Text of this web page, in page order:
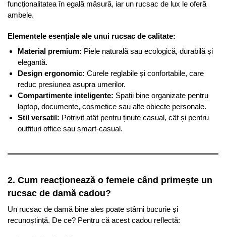
funcționalitatea în egală măsură, iar un rucsac de lux le oferă
ambele.
Elementele esențiale ale unui rucsac de calitate:
Material premium: Piele naturală sau ecologică, durabilă și
elegantă.
Design ergonomic: Curele reglabile și confortabile, care
reduc presiunea asupra umerilor.
Compartimente inteligente: Spații bine organizate pentru
laptop, documente, cosmetice sau alte obiecte personale.
Stil versatil: Potrivit atât pentru ținute casual, cât și pentru
outfituri office sau smart-casual.
2. Cum reacționează o femeie când primește un
rucsac de damă cadou?
Un rucsac de damă bine ales poate stârni bucurie și
recunoștință. De ce? Pentru că acest cadou reflectă: